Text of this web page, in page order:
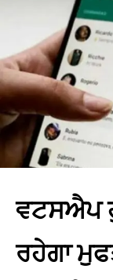
ਵਟਸਐਪ
ਰਹੇਗਾ